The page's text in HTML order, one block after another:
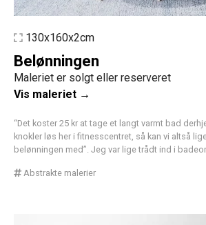
130x160x2cm
Belønningen
Maleriet er solgt eller reserveret
Vis maleriet →
“Det koster 25 kr at tage et langt varmt bad
knokler løs her i fitnesscentret, så kan vi altså
belønningen med”. Jeg var lige trådt ind i
Abstrakte malerier